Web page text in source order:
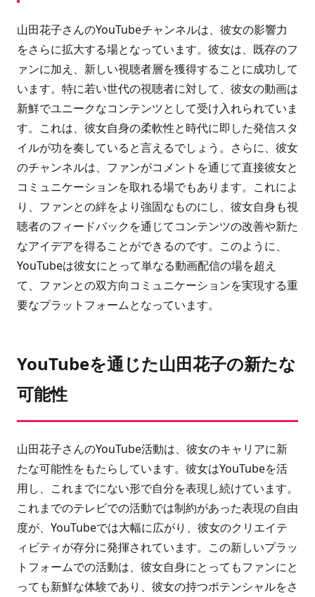
山田花子さんのYouTubeチャンネルは、彼女の影響力
をさらに拡大する場となっています。彼女は、既存のフ
ァンに加え、新しい視聴者層を獲得することに成功して
います。特に若い世代の視聴者に対して、彼女の動画は
新鮮でユニークなコンテンツとして受け入れられていま
す。これは、彼女自身の柔軟性と時代に即した発信スタ
イルが功を奏していると言えるでしょう。さらに、彼女
のチャンネルは、ファンがコメントを通じて直接彼女と
コミュニケーションを取れる場でもあります。これによ
り、ファンとの絆をより強固なものにし、彼女自身も視
聴者のフィードバックを通じてコンテンツの改善や新た
なアイデアを得ることができるのです。このように、
YouTubeは彼女にとって単なる動画配信の場を超え
て、ファンとの双方向コミュニケーションを実現する重
要なプラットフォームとなっています。
YouTubeを通じた山田花子の新たな
可能性
山田花子さんのYouTube活動は、彼女のキャリアに新
たな可能性をもたらしています。彼女はYouTubeを活
用し、これまでにない形で自分を表現し続けています。
これまでのテレビでの活動では制約があった表現の自由
度が、YouTubeでは大幅に広がり、彼女のクリエイテ
ィビティが存分に発揮されています。この新しいプラッ
トフォームでの活動は、彼女自身にとってもファンにと
っても新鮮な体験であり、彼女の持つポテンシャルをさ